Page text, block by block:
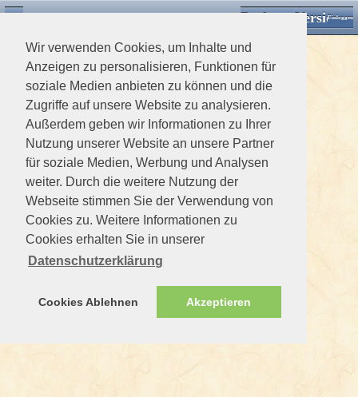
Wir verwenden Cookies, um Inhalte und
Anzeigen zu personalisieren, Funktionen für
soziale Medien anbieten zu können und die
Zugriffe auf unsere Website zu analysieren.
Außerdem geben wir Informationen zu Ihrer
Nutzung unserer Website an unsere Partner
für soziale Medien, Werbung und Analysen
weiter. Durch die weitere Nutzung der
Webseite stimmen Sie der Verwendung von
Cookies zu. Weitere Informationen zu
Cookies erhalten Sie in unserer
Datenschutzerklärung
Cookies Ablehnen Akzeptieren
Desktop VersionEinloggen